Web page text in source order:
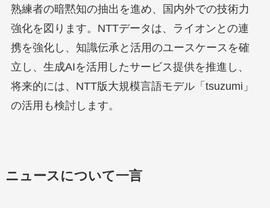
熟練者の暗黙知の抽出を進め、国内外での技術力
強化を図ります。NTTデータは、ライオンとの連
携を強化し、知識伝承と活用のユースケースを確
立し、生成AIを活用したサービス提供を推進し、
将来的には、NTT版大規模言語モデル「tsuzumi」
の活用も検討します。
ニュースについて一言